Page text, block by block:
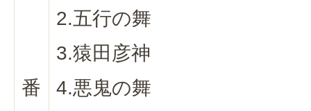
番
2.五行の舞
3.猿田彦神
4.悪鬼の舞